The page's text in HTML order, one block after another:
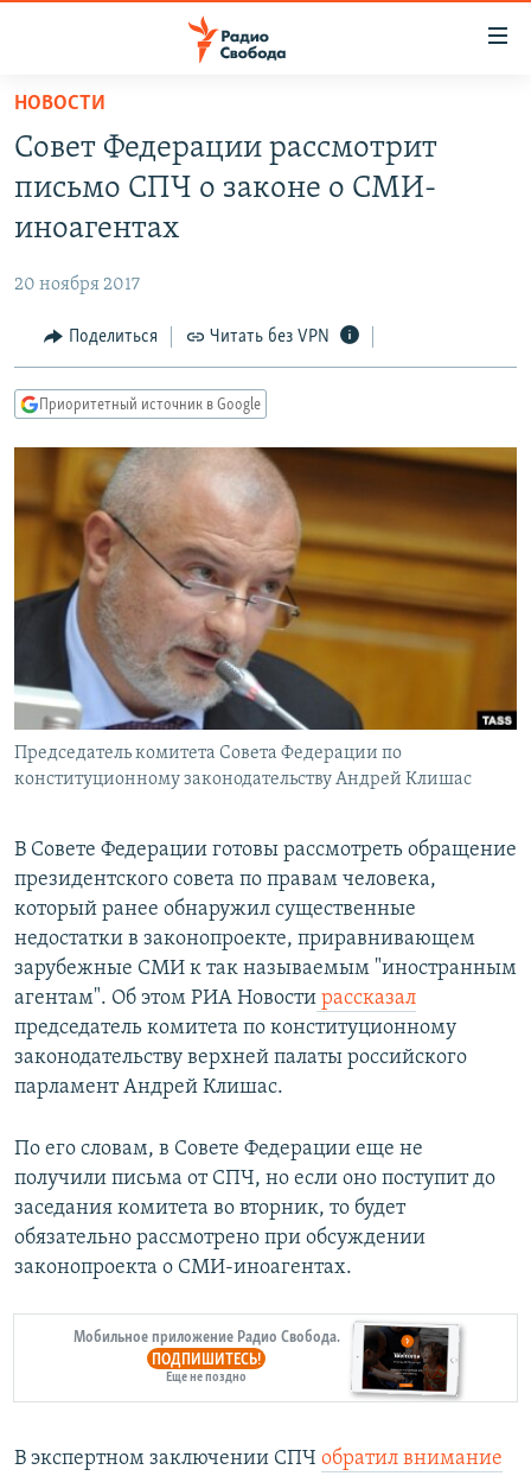
упрощенного
доступа
основному
Вернутся
Вернутся
МНЕНИЯ
КУЛЬТУРА
КАВКАЗ.РЕАЛИИ
СЕВЕР.РЕАЛИИ
СИБИРЬ.РЕАЛИИ
РАСПИСАНИЕ ВЕЩАНИЯ
ПОДПИШИТЕСЬ НА РАССЫЛКУ
СОЦИАЛЬНЫЕ СЕТИ
НОВОСТИ
Совет Федерации рассмотрит
письмо СПЧ о законе о СМИ-
иноагентах
20 ноября 2017
Поделиться Читать без VPN
Приоритетный источник в Google
Председатель комитета Совета Федерации по
конституционному законодательству Андрей Клишас
В Совете Федерации готовы рассмотреть обращение
президентского совета по правам человека,
который ранее обнаружил существенные
недостатки в законопроекте, приравнивающем
зарубежные СМИ к так называемым "иностранным
агентам". Об этом РИА Новости рассказал
председатель комитета по конституционному
законодательству верхней палаты российского
парламент Андрей Клишас.
По его словам, в Совете Федерации еще не
получили письма от СПЧ, но если оно поступит до
заседания комитета во вторник, то будет
обязательно рассмотрено при обсуждении
законопроекта о СМИ-иноагентах.
Мобильное приложение Радио Свобода.
ПОДПИШИТЕСЬ!
Еще не поздно
В экспертном заключении СПЧ обратил внимание